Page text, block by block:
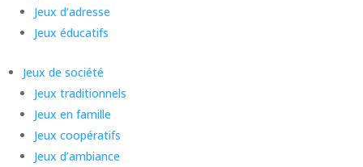
Jeux d’adresse
Jeux éducatifs
Jeux de société
Jeux traditionnels
Jeux en famille
Jeux coopératifs
Jeux d’ambiance